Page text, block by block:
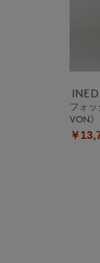
INED
フォ
VON》
￥